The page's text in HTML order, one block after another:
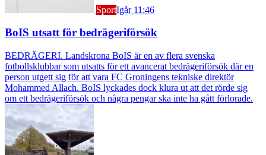
SportIgår 11:46
BoIS utsatt för bedrägeriförsök
BEDRÄGERI. Landskrona BoIS är en av flera svenska
fotbollsklubbar som utsatts för ett avancerat bedrägeriförsök där en
person utgett sig för att vara FC Groningens tekniske direktör
Mohammed Allach. BoIS lyckades dock klura ut att det rörde sig
om ett bedrägeriförsök och några pengar ska inte ha gått förlorade.